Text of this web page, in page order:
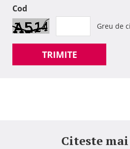
Cod
Greu de
TRIMITE
Citeste